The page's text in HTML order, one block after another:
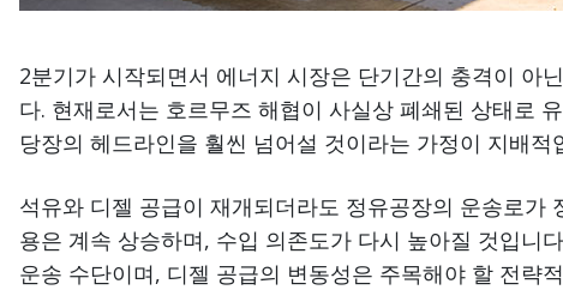
2분기가 시작되면서 에너지 시장은 단기간의 충격이 아
다. 현재로서는 호르무즈 해협이 사실상 폐쇄된 상태로
당장의 헤드라인을 훨씬 넘어설 것이라는 가정이 지배적
석유와 디젤 공급이 재개되더라도 정유공장의 운송로가
용은 계속 상승하며, 수입 의존도가 다시 높아질 것입니
운송 수단이며, 디젤 공급의 변동성은 주목해야 할 전략